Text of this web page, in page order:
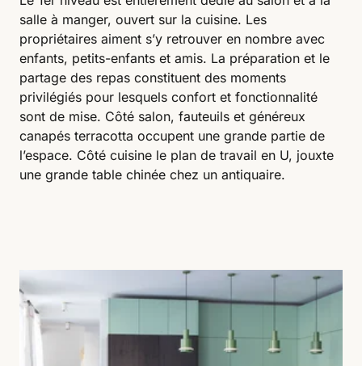
salle à manger, ouvert sur la cuisine. Les
propriétaires aiment s’y retrouver en nombre avec
enfants, petits-enfants et amis. La préparation et le
partage des repas constituent des moments
privilégiés pour lesquels confort et fonctionnalité
sont de mise. Côté salon, fauteuils et généreux
canapés terracotta occupent une grande partie de
l’espace. Côté cuisine le plan de travail en U, jouxte
une grande table chinée chez un antiquaire.